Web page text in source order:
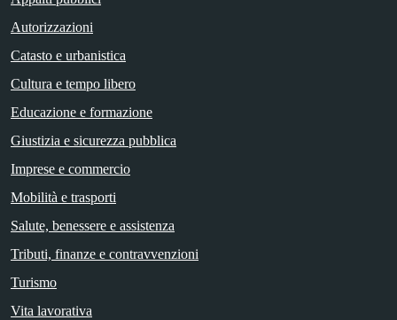
Autorizzazioni
Catasto e urbanistica
Cultura e tempo libero
Educazione e formazione
Giustizia e sicurezza pubblica
Imprese e commercio
Mobilità e trasporti
Salute, benessere e assistenza
Tributi, finanze e contravvenzioni
Turismo
Vita lavorativa